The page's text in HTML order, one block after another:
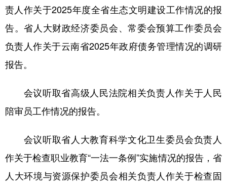
责人作关于2025年度全省生态文明建设工作情况的报
告。省人大财政经济委员会、常委会预算工作委员会
负责人作关于云南省2025年政府债务管理情况的调研
报告。
会议听取省高级人民法院相关负责人作关于人民
陪审员工作情况的报告。
会议听取省人大教育科学文化卫生委员会负责人
作关于检查职业教育“一法一条例”实施情况的报告，省
人大环境与资源保护委员会相关负责人作关于检查固